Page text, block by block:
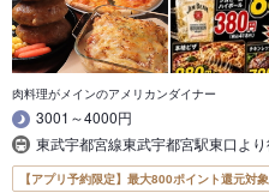
肉料理がメインのアメリカンダイナー
3001～4000円
東武宇都宮線東武宇都宮駅東口よ
【アプリ予約限定】最大800ポイント還元対